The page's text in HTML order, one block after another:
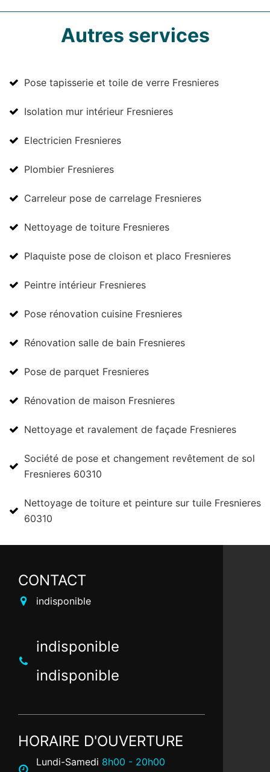
Autres services
Pose tapisserie et toile de verre Fresnieres
Isolation mur intérieur Fresnieres
Electricien Fresnieres
Plombier Fresnieres
Carreleur pose de carrelage Fresnieres
Nettoyage de toiture Fresnieres
Plaquiste pose de cloison et placo Fresnieres
Peintre intérieur Fresnieres
Pose rénovation cuisine Fresnieres
Rénovation salle de bain Fresnieres
Pose de parquet Fresnieres
Rénovation de maison Fresnieres
Nettoyage et ravalement de façade Fresnieres
Société de pose et changement revêtement de sol
Fresnieres 60310
Nettoyage de toiture et peinture sur tuile Fresnieres
60310
CONTACT
indisponible
indisponible
indisponible
HORAIRE D'OUVERTURE
Lundi-Samedi 8h00 - 20h00